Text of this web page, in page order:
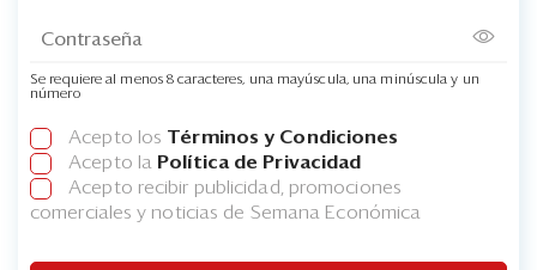
Se requiere al menos 8 caracteres, una mayúscula, una minúscula y un
número
Acepto los Términos y Condiciones
Acepto la Política de Privacidad
Acepto recibir publicidad, promociones
comerciales y noticias de Semana Económica